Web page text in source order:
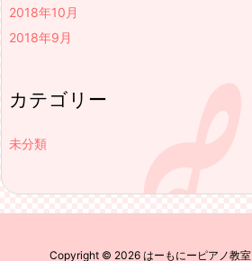
2018年10月
2018年9月
カテゴリー
未分類
Copyright © 2026 はーもにーピアノ教室